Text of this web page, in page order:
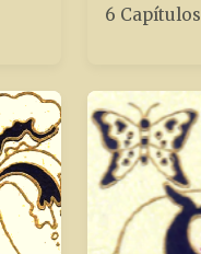
6 Capítulos